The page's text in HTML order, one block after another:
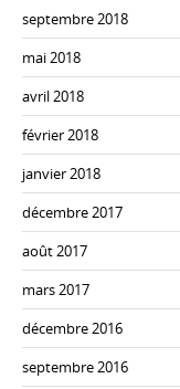
septembre 2018
mai 2018
avril 2018
février 2018
janvier 2018
décembre 2017
août 2017
mars 2017
décembre 2016
septembre 2016